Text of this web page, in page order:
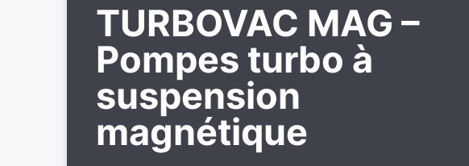
TURBOVAC MAG –
Pompes turbo à
suspension
magnétique